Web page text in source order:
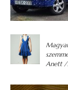
Anett /